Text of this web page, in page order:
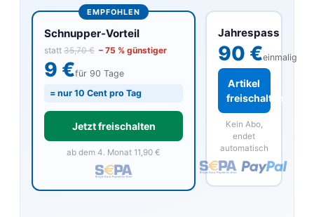
Jahrespass
90 €einmalig
Artikel
freischalten
Kein Abo,
endet
automatisch
EMPFOHLEN
Schnupper-Vorteil
statt 35,70 € – 75 % günstiger
9 €für 90 Tage
= nur 10 Cent pro Tag
Jetzt freischalten
ab dem 4. Monat 11,90 €